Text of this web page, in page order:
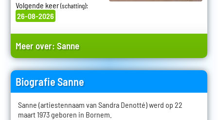
Volgende keer(schatting):
26-08-2026
Meer over:Sanne
Biografie Sanne
Sanne (artiestennaam van Sandra Denotté) werd op 22
maart 1973 geboren in Bornem.